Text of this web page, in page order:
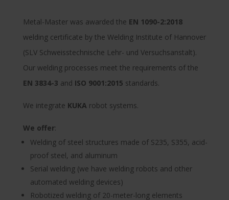
Metal-Master was awarded the EN 1090-2:2018
welding certificate by the Welding Institute of Hannover
(SLV Schweisstechnische Lehr- und Versuchsanstalt).
Our welding processes meet the requirements of the
EN 3834-3 and ISO 9001:2015 standards.
We integrate KUKA robot systems.
We offer:
Welding of steel structures made of S235, S355, acid-
proof steel, and aluminum
Serial welding (we have welding robots and other
automated welding devices)
Robotized welding of 20-meter-long elements